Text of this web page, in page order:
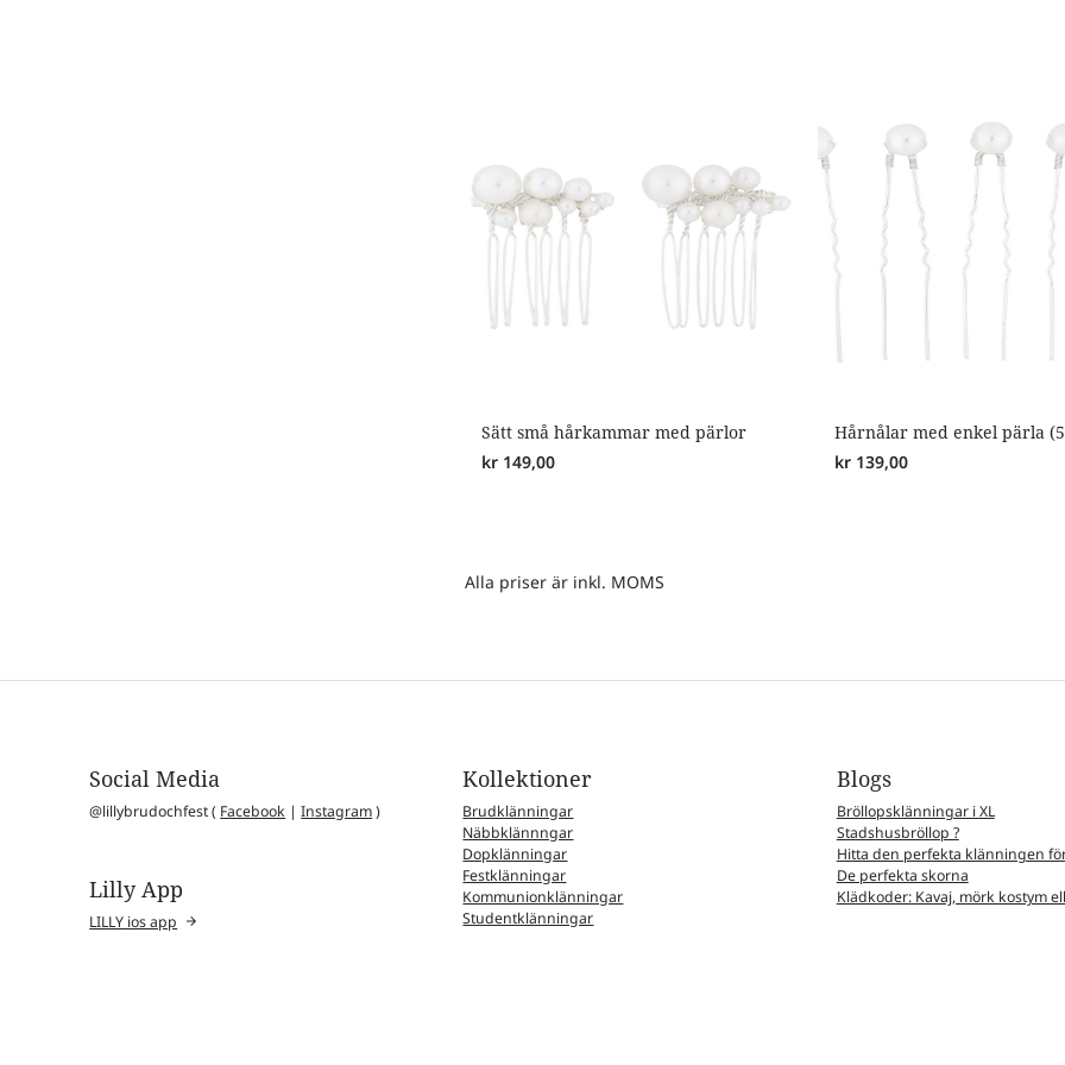
Sätt små hårkammar med pärlor
kr 149,00
Hårnålar med enkel pärla
kr 139,00
Alla priser är inkl. MOMS
Social Media
@lillybrudochfest ( Facebook |Instagram)
Lilly App
LILLY ios app
Kollektioner
Brudklänningar
Näbbklännngar
Dopklänningar
Festklänningar
Kommunionklänningar
Studentklänningar
Blogs
Bröllopsklänningar i XL
Stadshusbröllop ?
Hitta den perfekta klänningen
De perfekta skorna
Klädkoder: Kavaj, mörk kostym